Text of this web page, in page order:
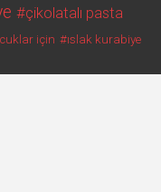
çikolatalı pasta
için ıslak kurabiye